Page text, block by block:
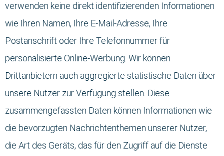
verwenden keine direkt identifizierenden Informationen
wie Ihren Namen, Ihre E-Mail-Adresse, Ihre
Postanschrift oder Ihre Telefonnummer für
personalisierte Online-Werbung. Wir können
Drittanbietern auch aggregierte statistische Daten über
unsere Nutzer zur Verfügung stellen. Diese
zusammengefassten Daten können Informationen wie
die bevorzugten Nachrichtenthemen unserer Nutzer,
die Art des Geräts, das für den Zugriff auf die Dienste